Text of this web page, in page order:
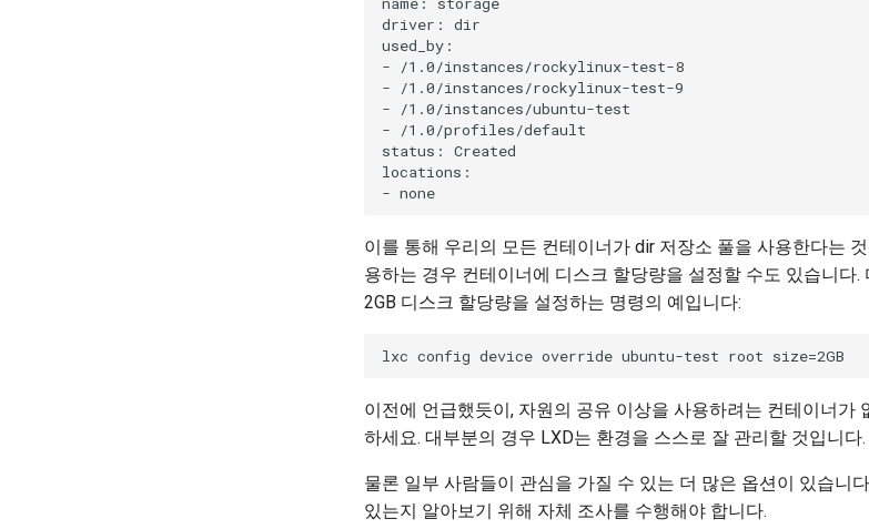
driver: dir
used_by:
- /1.0/instances/rockylinux-test-8
- /1.0/instances/rockylinux-test-9
- /1.0/instances/ubuntu-test
- /1.0/profiles/default
status: Created
locations:
이를 통해 우리의 모든 컨테이너가 dir 저장소 풀을 사용한다는
용하는 경우 컨테이너에 디스크 할당량을 설정할 수도 있습니다.
2GB 디스크 할당량을 설정하는 명령의 예입니다:
이전에 언급했듯이, 자원의 공유 이상을 사용하려는 컨테이너가
하세요. 대부분의 경우 LXD는 환경을 스스로 잘 관리할 것입니다.
물론 일부 사람들이 관심을 가질 수 있는 더 많은 옵션이 있습니
있는지 알아보기 위해 자체 조사를 수행해야 합니다.